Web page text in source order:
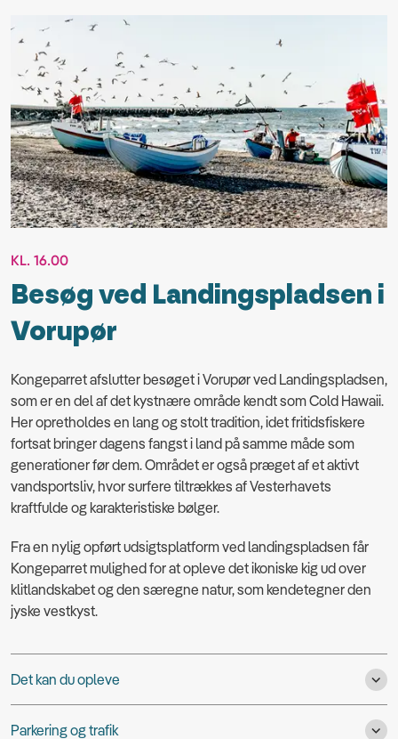
KL. 16.00
Besøg ved Landingspladsen i
Vorupør
Kongeparret afslutter besøget i Vorupør ved Landingspladsen,
som er en del af det kystnære område kendt som Cold Hawaii.
Her opretholdes en lang og stolt tradition, idet fritidsfiskere
fortsat bringer dagens fangst i land på samme måde som
generationer før dem. Området er også præget af et aktivt
vandsportsliv, hvor surfere tiltrækkes af Vesterhavets
kraftfulde og karakteristiske bølger.
Fra en nylig opført udsigtsplatform ved landingspladsen får
Kongeparret mulighed for at opleve det ikoniske kig ud over
klitlandskabet og den særegne natur, som kendetegner den
jyske vestkyst.
Det kan du opleve
Parkering og trafik